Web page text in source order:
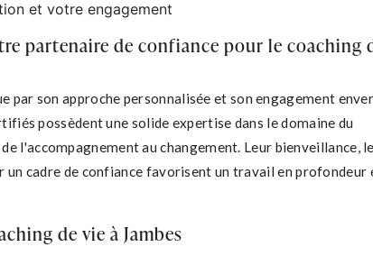
et votre engagement
partenaire de confiance pour le coaching
par son approche personnalisée et son engagement
possèdent une solide expertise dans le domaine du
l'accompagnement au changement. Leur bienveillance,
un cadre de confiance favorisent un travail en profondeur
de vie à Jambes